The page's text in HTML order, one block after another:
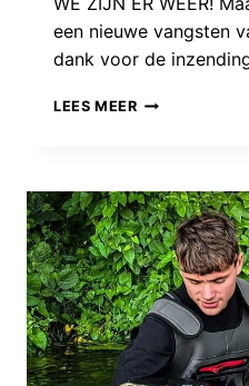
een nieuwe vangsten
dank voor de
LEES MEERVANGSTEN
WEEK:
VAN
ALLES
WAT!